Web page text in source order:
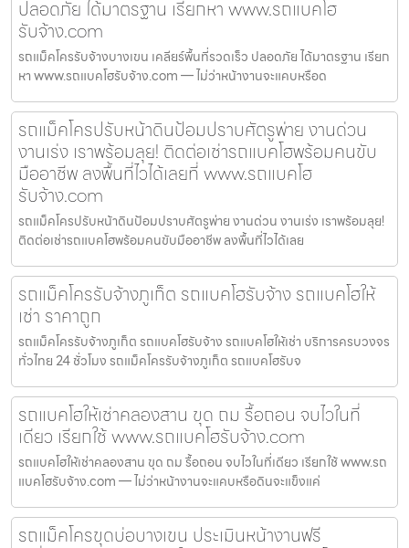
ปลอดภัย ได้มาตรฐาน เรียกหา www.รถแบคโฮ
รับจ้าง.com
รถแม็คโครรับจ้างบางเขน เคลียร์พื้นที่รวดเร็ว ปลอดภัย ได้มาตรฐาน เรียก
หา www.รถแบคโฮรับจ้าง.com — ไม่ว่าหน้างานจะแคบหรือด
รถแม็คโครปรับหน้าดินป้อมปราบศัตรูพ่าย งานด่วน
งานเร่ง เราพร้อมลุย! ติดต่อเช่ารถแบคโฮพร้อมคนขับ
มืออาชีพ ลงพื้นที่ไวได้เลยที่ www.รถแบคโฮ
รับจ้าง.com
รถแม็คโครปรับหน้าดินป้อมปราบศัตรูพ่าย งานด่วน งานเร่ง เราพร้อมลุย!
ติดต่อเช่ารถแบคโฮพร้อมคนขับมืออาชีพ ลงพื้นที่ไวได้เลย
รถแม็คโครรับจ้างภูเก็ต รถแบคโฮรับจ้าง รถแบคโฮให้
เช่า ราคาถูก
รถแม็คโครรับจ้างภูเก็ต รถแบคโฮรับจ้าง รถแบคโฮให้เช่า บริการครบวงจร
ทั่วไทย 24 ชั่วโมง รถแม็คโครรับจ้างภูเก็ต รถแบคโฮรับจ
รถแบคโฮให้เช่าคลองสาน ขุด ถม รื้อถอน จบไวในที่
เดียว เรียกใช้ www.รถแบคโฮรับจ้าง.com
รถแบคโฮให้เช่าคลองสาน ขุด ถม รื้อถอน จบไวในที่เดียว เรียกใช้ www.รถ
แบคโฮรับจ้าง.com — ไม่ว่าหน้างานจะแคบหรือดินจะแข็งแค่
รถแม็คโครขุดบ่อบางเขน ประเมินหน้างานฟรี